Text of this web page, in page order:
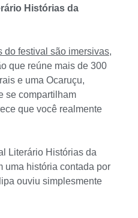
Histórias da
do festival são imersivas,
que reúne mais de 300
e uma Ocaruçu,
se compartilham
que você realmente
Literário Histórias da
uma história contada por
ouviu simplesmente